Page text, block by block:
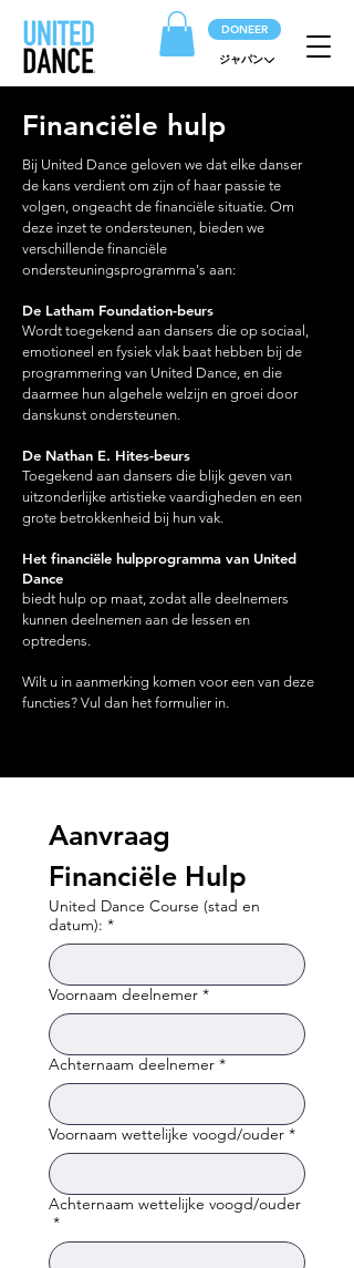
DONEER
ジャパン
Financiële hulp
Bij United Dance geloven we dat elke danser
de kans verdient om zijn of haar passie te
volgen, ongeacht de financiële situatie. Om
deze inzet te ondersteunen, bieden we
verschillende financiële
ondersteuningsprogramma's aan:
De Latham Foundation-beurs
Wordt toegekend aan dansers die op sociaal,
emotioneel en fysiek vlak baat hebben bij de
programmering van United Dance, en die
daarmee hun algehele welzijn en groei door
danskunst ondersteunen.
De Nathan E. Hites-beurs
Toegekend aan dansers die blijk geven van
uitzonderlijke artistieke vaardigheden en een
grote betrokkenheid bij hun vak.
Het financiële hulpprogramma van United
Dance
biedt hulp op maat, zodat alle deelnemers
kunnen deelnemen aan de lessen en
optredens.
Wilt u in aanmerking komen voor een van deze
functies? Vul dan het formulier in.
Aanvraag
Financiële Hulp
United Dance Course (stad en
datum): *
Voornaam deelnemer *
Achternaam deelnemer *
Voornaam wettelijke voogd/ouder *
Achternaam wettelijke voogd/ouder
*